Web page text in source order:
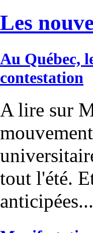
Les
Au Québec,
contestation
A lire sur
tout l'été.
anticipées...